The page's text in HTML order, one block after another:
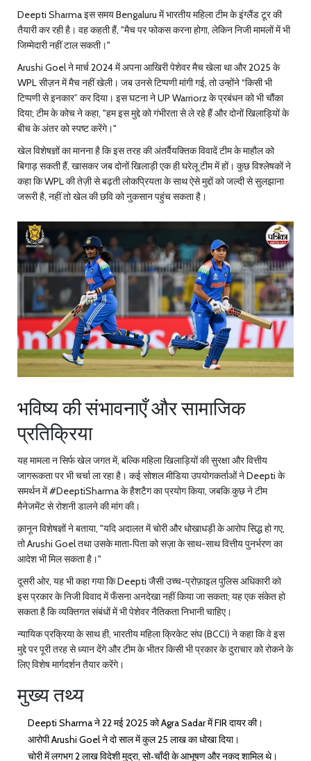
Deepti Sharma इस समयBengaluru में भारतीय महिला टीम के इंग्लैंड टूर की
तैयारी कर रही है। वह कहती हैं, "मैच पर फोकस करना होगा, लेकिन निजी मामलों में भी
जिम्मेदारी नहीं टाल सकती।"
Arushi Goel ने मार्च 2024 में अपना आखिरी पेशेवर मैच खेला था और 2025 के
WPL सीज़न में मैच नहीं खेली। जब उनसे टिप्पणी मांगी गई, तो उन्होंने “किसी भी
टिप्पणी से इनकार” कर दिया। इस घटना ने UP Warriorz के प्रबंधन को भी चौंका
दिया; टीम के कोच ने कहा, "हम इस मुद्दे को गंभीरता से ले रहे हैं और दोनों खिलाड़ियों के
बीच के अंतर को स्पष्ट करेंगे।"
खेल विशेषज्ञों का मानना है कि इस तरह की अंतर्वैयक्तिक विवादें टीम के माहौल को
बिगाड़ सकती हैं, खासकर जब दोनों खिलाड़ी एक ही घरेलू टीम में हों। कुछ विश्लेषकों ने
कहा कि WPL की तेज़ी से बढ़ती लोकप्रियता के साथ ऐसे मुद्दों को जल्दी से सुलझाना
जरूरी है, नहीं तो खेल की छवि को नुकसान पहुंच सकता है।
भविष्य की संभावनाएँ और सामाजिक
प्रतिक्रिया
यह मामला न सिर्फ खेल जगत में, बल्कि महिला खिलाड़ियों की सुरक्षा और वित्तीय
जागरूकता पर भी चर्चा ला रहा है। कई सोशल मीडिया उपयोगकर्ताओं ने Deepti के
समर्थन में #DeeptiSharma के हैशटैग का प्रयोग किया, जबकि कुछ ने टीम
मैनेजमेंट से रोशनी डालने की मांग की।
क़ानून विशेषज्ञों ने बताया, "यदि अदालत में चोरी और धोखाधड़ी के आरोप सिद्ध हो गए,
तो Arushi Goel तथा उसके माता‑पिता को सज़ा के साथ-साथ वित्तीय पुनर्भरण का
आदेश भी मिल सकता है।"
दूसरी ओर, यह भी कहा गया कि Deepti जैसी उच्च-प्रोफ़ाइल पुलिस अधिकारी को
इस प्रकार के निजी विवाद में फँसना अनदेखा नहीं किया जा सकता; यह एक संकेत हो
सकता है कि व्यक्तिगत संबंधों में भी पेशेवर नैतिकता निभानी चाहिए।
न्यायिक प्रक्रिया के साथ ही, भारतीय महिला क्रिकेट संघ (BCCI) ने कहा कि वे इस
मुद्दे पर पूरी तरह से ध्यान देंगे और टीम के भीतर किसी भी प्रकार के दुराचार को रोकने के
लिए विशेष मार्गदर्शन तैयार करेंगे।
मुख्य तथ्य
Deepti Sharma ने 22 मई 2025 को Agra Sadar में FIR दायर की।
आरोपी Arushi Goel ने दो साल में कुल ₹25 लाख का धोखा दिया।
चोरी में लगभग ₹2 लाख विदेशी मुद्रा, सो‑चाँदी के आभूषण और नकद शामिल थे।